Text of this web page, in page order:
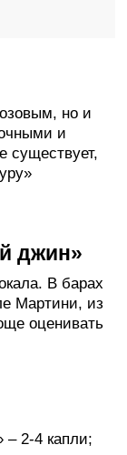
но и
и
существует,
джин»
В барах
Мартини, из
оценивать
– 2-4 капли;